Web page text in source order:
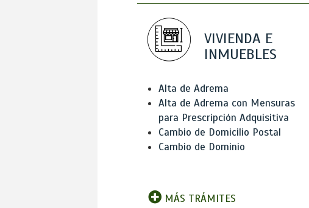
VIVIENDA E
INMUEBLES
Alta de Adrema
Alta de Adrema con Mensuras
para Prescripción Adquisitiva
Cambio de Domicilio Postal
Cambio de Dominio
MÁS TRÁMITES